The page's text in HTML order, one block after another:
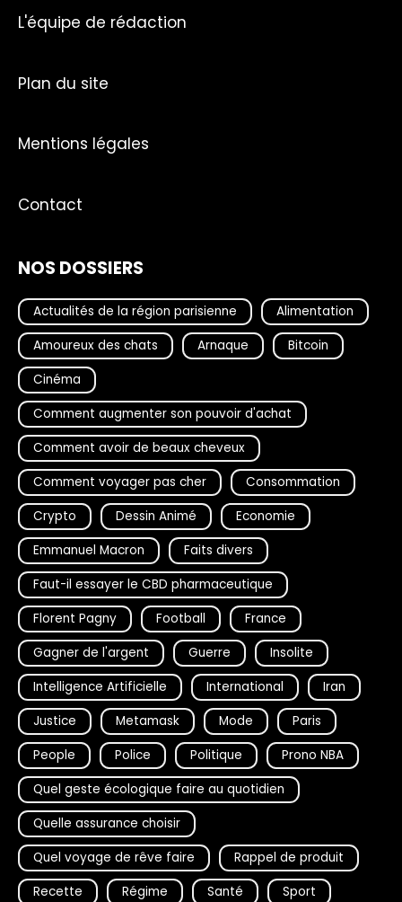
L'équipe de rédaction
Plan du site
Mentions légales
Contact
NOS DOSSIERS
Actualités de la région parisienne
Alimentation
Amoureux des chats
Arnaque
Bitcoin
Cinéma
Comment augmenter son pouvoir d'achat
Comment avoir de beaux cheveux
Comment voyager pas cher
Consommation
Crypto
Dessin Animé
Economie
Emmanuel Macron
Faits divers
Faut-il essayer le CBD pharmaceutique
Florent Pagny
Football
France
Gagner de l'argent
Guerre
Insolite
Intelligence Artificielle
International
Iran
Justice
Metamask Mode
Paris
People
Police Politique
Prono NBA
Quel geste écologique faire au quotidien
Quelle assurance choisir
Quel voyage de rêve faire
Rappel de produit
Recette
Régime Santé Sport